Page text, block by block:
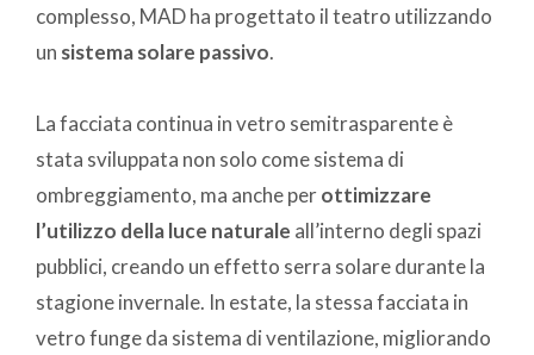
complesso, MAD ha progettato il teatro utilizzando
un sistema solare passivo.
La facciata continua in vetro semitrasparente è
stata sviluppata non solo come sistema di
ombreggiamento, ma anche perottimizzare
l’utilizzo della luce naturale all’interno degli spazi
pubblici, creando un effetto serra solare durante la
stagione invernale. In estate, la stessa facciata in
vetro funge da sistema di ventilazione, migliorando